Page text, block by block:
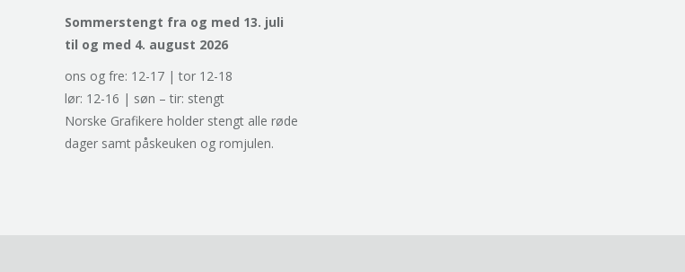
Sommerstengt fra og med 13. juli
til og med 4. august 2026
ons og fre: 12-17 | tor 12-18
lør: 12-16 | søn – tir: stengt
Norske Grafikere holder stengt alle røde
dager samt påskeuken og romjulen.